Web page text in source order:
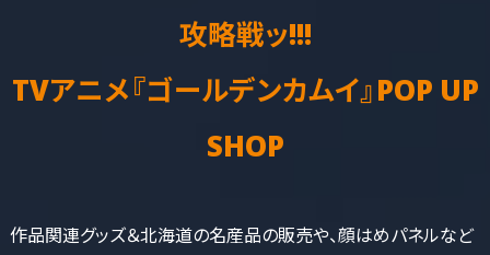
攻略戦ッ!!!
TVアニメ『ゴールデンカムイ』POP UP
SHOP
作品関連グッズ＆北海道の名産品の販売や、顔はめパネルなど